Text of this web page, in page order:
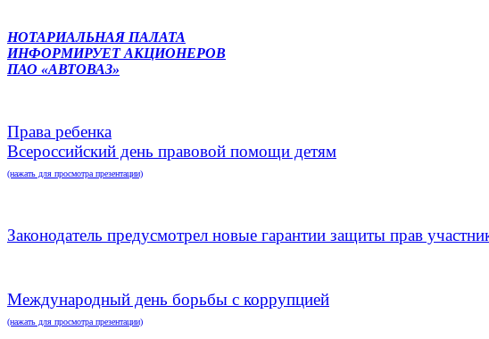
НОТАРИАЛЬНАЯ ПАЛАТА
ИНФОРМИРУЕТ АКЦИОНЕРОВ
ПАО «АВТОВАЗ»
Права ребенка
Всероссийский день правовой помощи детям
(нажать для просмотра презентации)
Законодатель предусмотрел новые гарантии защиты прав
Международный день борьбы с коррупцией
(нажать для просмотра презентации)